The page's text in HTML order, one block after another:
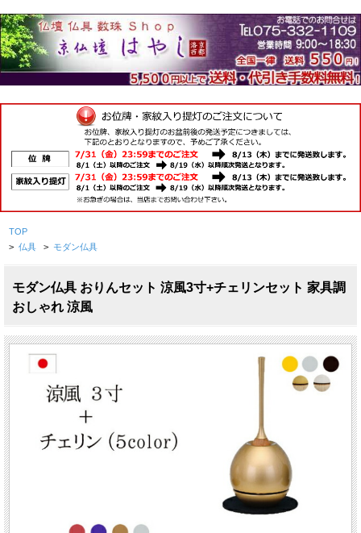
TOP
> 仏具 > モダン仏具
モダン仏具 おりんセット 涼風3寸+チェリンセット 家具調
おしゃれ 涼風